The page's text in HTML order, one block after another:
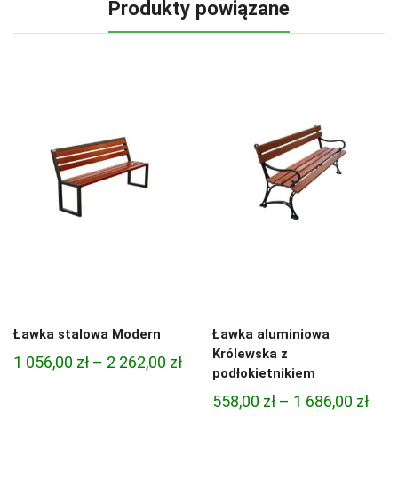
Produkty powiązane
Ławka stalowa Modern
1 056,00 zł – 2 262,00 złZakres
Ławka aluminiowa
Królewska z
podłokietnikiem
558,00 zł – 1 686,00 zł